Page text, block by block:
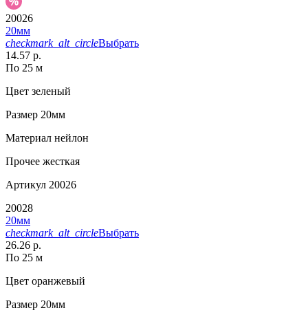
20026
20мм
checkmark_alt_circleВыбрать
14.57 р.
По 25 м
Цвет зеленый
Размер 20мм
Материал нейлон
Прочее жесткая
Артикул 20026
20028
20мм
checkmark_alt_circleВыбрать
26.26 р.
По 25 м
Цвет оранжевый
Размер 20мм